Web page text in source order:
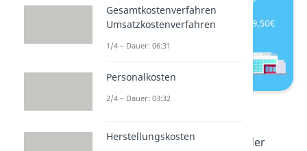
Effektive Umsatzsteuer
Wie du siehst, ist das genau der
Gesamtkostenverfahren
Umsatzkostenverfahren
1/4 – Dauer: 06:31
Personalkosten
2/4 – Dauer: 03:32
Herstellungskosten